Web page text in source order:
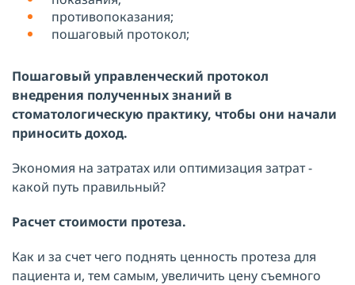
противопоказания;
пошаговый протокол;
Пошаговый управленческий протокол
внедрения полученных знаний в
стоматологическую практику, чтобы они начали
приносить доход.
Экономия на затратах или оптимизация затрат -
какой путь правильный?
Расчет стоимости протеза.
Как и за счет чего поднять ценность протеза для
пациента и, тем самым, увеличить цену съемного